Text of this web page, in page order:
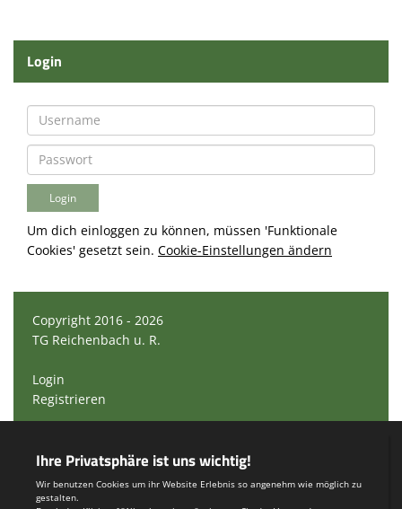
Login
Um dich einloggen zu können, müssen 'Funktionale
Cookies' gesetzt sein. Cookie-Einstellungen ändern
Copyright 2016 - 2026
TG Reichenbach u. R.
Login
Registrieren
Teamsports 2
Dein Sportverein online